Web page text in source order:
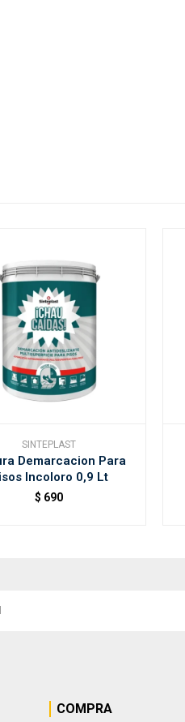
SINTEPLAST
Demarcacion Para
Incoloro 0,9 Lt
$ 690
COMPRA